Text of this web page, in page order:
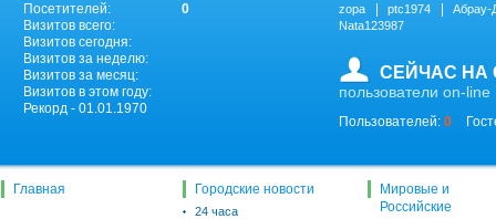
Посетителей:
0
Визитов всего:
Визитов сегодня:
Визитов за неделю:
Визитов за месяц:
Визитов в этом году:
Рекорд - 01.01.1970
zopa ptc1974
Абрау-
Nata123987
СЕЙЧАС НА
пользователи on-line
Пользователей: 0
Главная Городские новости
24 часа
Мировые и
Российские